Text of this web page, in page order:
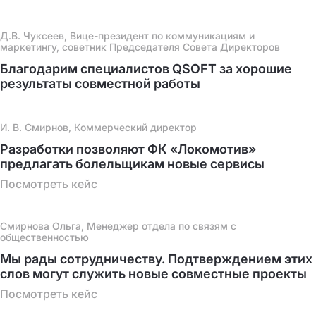
Д.В. Чуксеев, Вице-президент по коммуникациям и
маркетингу, советник Председателя Совета Директоров
Благодарим специалистов QSOFT за хорошие
результаты совместной работы
И. В. Смирнов, Коммерческий директор
Разработки позволяют ФК «Локомотив»
предлагать болельщикам новые сервисы
Посмотреть кейс
Смирнова Ольга, Менеджер отдела по связям с
общественностью
Мы рады сотрудничеству. Подтверждением этих
слов могут служить новые совместные проекты
Посмотреть кейс